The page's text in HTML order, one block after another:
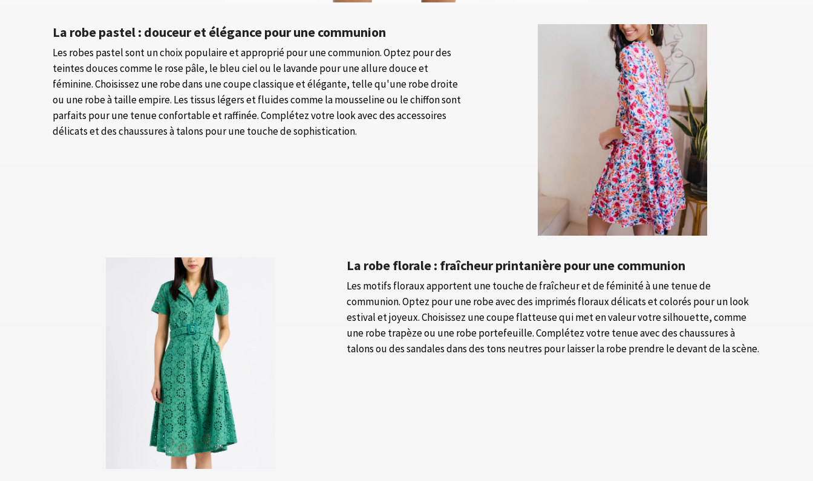
La robe pastel : douceur et élégance pour une communion
Les robes pastel sont un choix populaire et approprié pour une communion. Optez pour des
teintes douces comme le rose pâle, le bleu ciel ou le lavande pour une allure douce et
féminine. Choisissez une robe dans une coupe classique et élégante, telle qu'une robe droite
ou une robe à taille empire. Les tissus légers et fluides comme la mousseline ou le chiffon sont
parfaits pour une tenue confortable et raffinée. Complétez votre look avec des accessoires
délicats et des chaussures à talons pour une touche de sophistication.
La robe florale : fraîcheur printanière pour une communion
Les motifs floraux apportent une touche de fraîcheur et de féminité à une tenue de
communion. Optez pour une robe avec des imprimés floraux délicats et colorés pour un look
estival et joyeux. Choisissez une coupe flatteuse qui met en valeur votre silhouette, comme
une robe trapèze ou une robe portefeuille. Complétez votre tenue avec des chaussures à
talons ou des sandales dans des tons neutres pour laisser la robe prendre le devant de la scène.